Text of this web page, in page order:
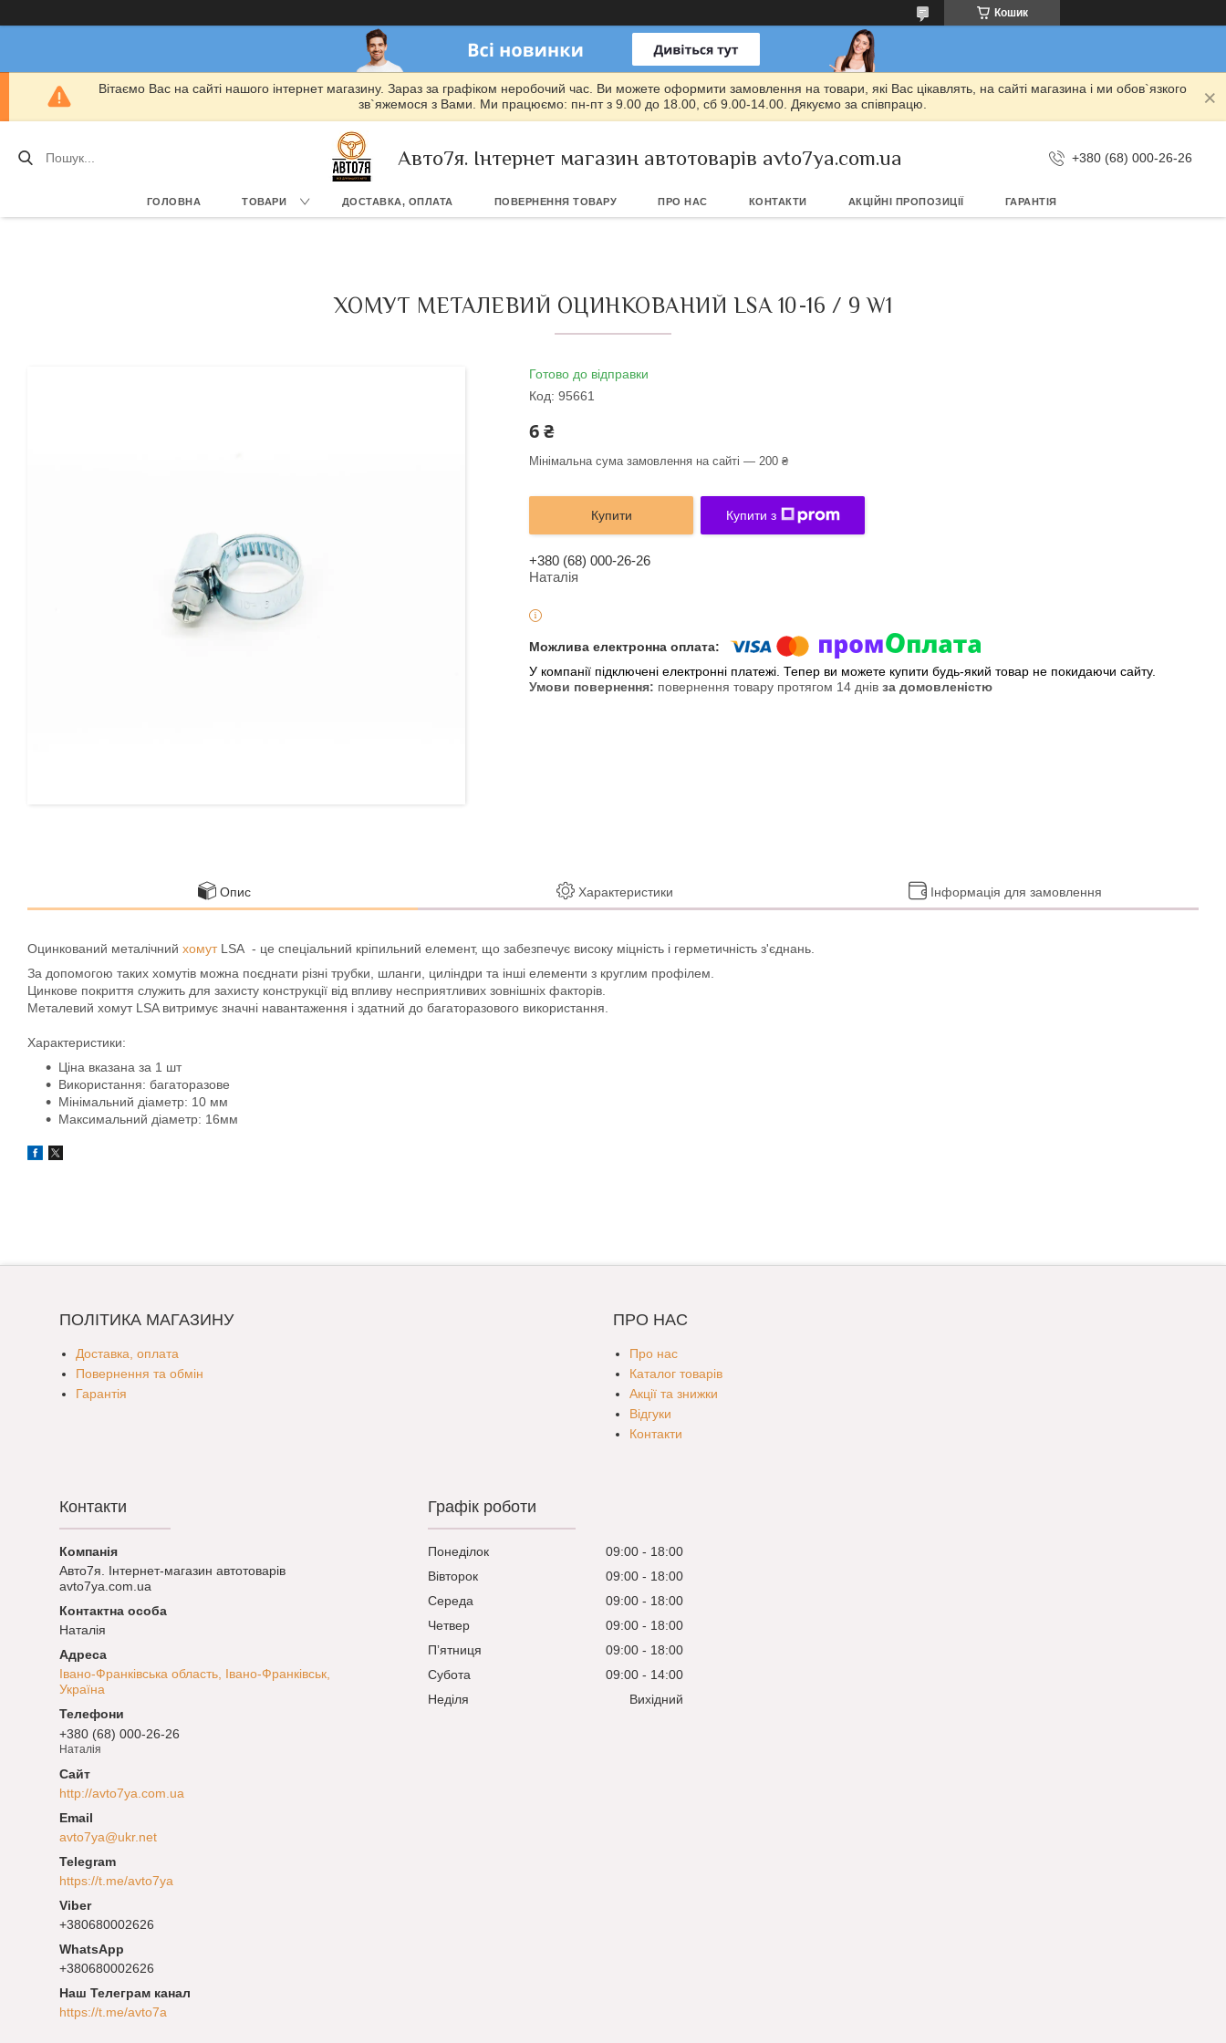
Кошик
Вітаємо Вас на сайті нашого інтернет магазину. Зараз за графіком неробочий час. Ви можете оформити замовлення на товари, які Вас цікавлять, на сайті магазина і ми обов`язкого
зв`яжемося з Вами. Ми працюємо: пн-пт з 9.00 до 18.00, сб 9.00-14.00. Дякуємо за співпрацю.
Авто7я. Інтернет магазин автотоварів avto7ya.com.ua +380 (68) 000-26-26
ГОЛОВНА ТОВАРИ ДОСТАВКА, ОПЛАТА ПОВЕРНЕННЯ ТОВАРУ ПРО НАС КОНТАКТИ АКЦІЙНІ ПРОПОЗИЦІЇ ГАРАНТІЯ
ХОМУТ МЕТАЛЕВИЙ ОЦИНКОВАНИЙ LSA 10-16 / 9 W1
Готово до відправки
Код: 95661
6 ₴
Мінімальна сума замовлення на сайті — 200 ₴
Купити Купити з
+380 (68) 000-26-26
Наталія
У компанії підключені електронні платежі. Тепер ви можете купити будь-який товар не покидаючи сайту.
повернення товару протягом 14 днів за домовленістю
Опис Характеристики Інформація для замовлення
Оцинкований металічний хомутLSA - це спеціальний кріпильний елемент, що забезпечує високу міцність і герметичність з'єднань.
За допомогою таких хомутів можна поєднати різні трубки, шланги, циліндри та інші елементи з круглим профілем.
Цинкове покриття служить для захисту конструкції від впливу несприятливих зовнішніх факторів.
Металевий хомут LSA витримує значні навантаження і здатний до багаторазового використання.
Характеристики:
Ціна вказана за 1 шт
Використання: багаторазове
Мінімальний діаметр: 10 мм
Максимальний діаметр: 16мм
ПОЛІТИКА МАГАЗИНУ
Доставка, оплата
Повернення та обмін
Гарантія
ПРО НАС
Про нас
Каталог товарів
Акції та знижки
Відгуки
Контакти
Контакти
Авто7я. Інтернет-магазин автотоварів
avto7ya.com.ua
Наталія
Івано-Франківська область, Івано-Франківськ,
Україна
+380 (68) 000-26-26
Наталія
http://avto7ya.com.ua
avto7ya@ukr.net
https://t.me/avto7ya
+380680002626
+380680002626
Наш Телеграм канал
https://t.me/avto7a
Графік роботи
Понеділок 09:00
18:00
Вівторок
09:00
18:00
Середа
09:00
18:00
Четвер
09:00
18:00
Пʼятниця
09:00
18:00
Субота
09:00
14:00
Неділя
Вихідний